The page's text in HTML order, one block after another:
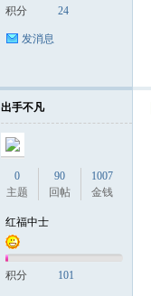
积分 24
发消息
出手不凡
0
主题
90
回帖
1007
金钱
红福中士
积分 101